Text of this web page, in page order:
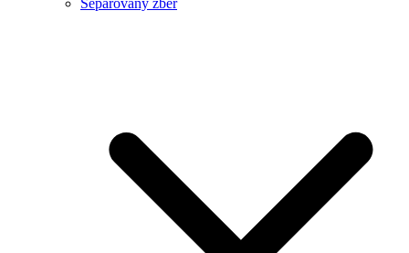
Separovaný zber